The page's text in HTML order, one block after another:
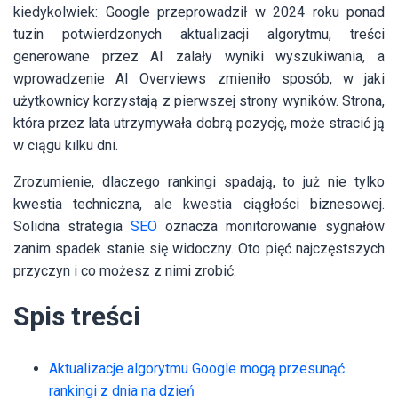
kiedykolwiek: Google przeprowadził w 2024 roku ponad
tuzin potwierdzonych aktualizacji algorytmu, treści
generowane przez AI zalały wyniki wyszukiwania, a
wprowadzenie AI Overviews zmieniło sposób, w jaki
użytkownicy korzystają z pierwszej strony wyników. Strona,
która przez lata utrzymywała dobrą pozycję, może stracić ją
w ciągu kilku dni.
Zrozumienie, dlaczego rankingi spadają, to już nie tylko
kwestia techniczna, ale kwestia ciągłości biznesowej.
Solidna strategia SEO oznacza monitorowanie sygnałów
zanim spadek stanie się widoczny. Oto pięć najczęstszych
przyczyn i co możesz z nimi zrobić.
Spis treści
Aktualizacje algorytmu Google mogą przesunąć
rankingi z dnia na dzień